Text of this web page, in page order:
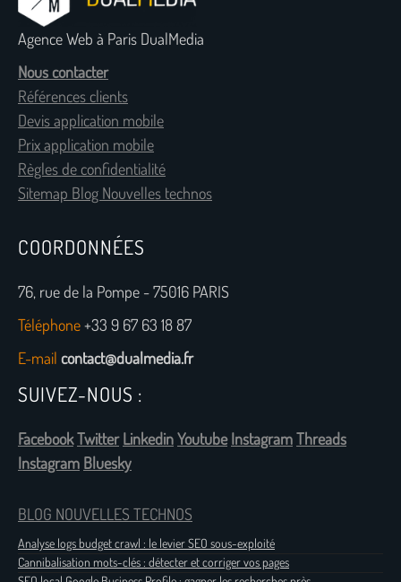
Agence Web à Paris DualMedia
Nous contacter
Références clients
Devis application mobile
Prix application mobile
Règles de confidentialité
Sitemap Blog Nouvelles technos
COORDONNÉES
76, rue de la Pompe - 75016 PARIS
Téléphone+33 9 67 63 18 87
E-mail contact@dualmedia.fr
SUIVEZ-NOUS :
FacebookTwitter LinkedinYoutube InstagramThreads
Instagram Bluesky
BLOG NOUVELLES TECHNOS
Analyse logs budget crawl : le levier SEO sous-exploité
Cannibalisation mots-clés : détecter et corriger vos pages